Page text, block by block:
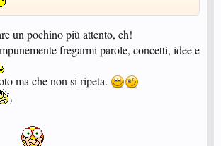
un pochino più attento, eh!
fregarmi parole, concetti, idee e
ma che non si ripeta.
)